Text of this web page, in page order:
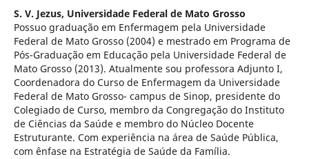
S. V. Jezus, Universidade Federal de Mato Grosso
Possuo graduação em Enfermagem pela Universidade
Federal de Mato Grosso (2004) e mestrado em Programa de
Pós-Graduação em Educação pela Universidade Federal de
Mato Grosso (2013). Atualmente sou professora Adjunto I,
Coordenadora do Curso de Enfermagem da Universidade
Federal de Mato Grosso- campus de Sinop, presidente do
Colegiado de Curso, membro da Congregação do Instituto
de Ciências da Saúde e membro do Núcleo Docente
Estruturante. Com experiência na área de Saúde Pública,
com ênfase na Estratégia de Saúde da Família.